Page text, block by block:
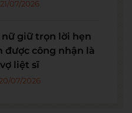
21/07/2026
giữ trọn lời hẹn
được công nhận là
vợ liệt sĩ
20/07/2026